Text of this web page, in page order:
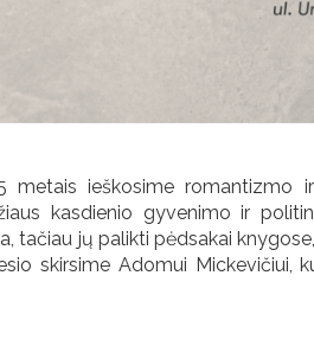
metais ieškosime romantizmo
kasdienio gyvenimo ir
tačiau jų palikti pėdsakai
skirsime Adomui Mickevičiui,